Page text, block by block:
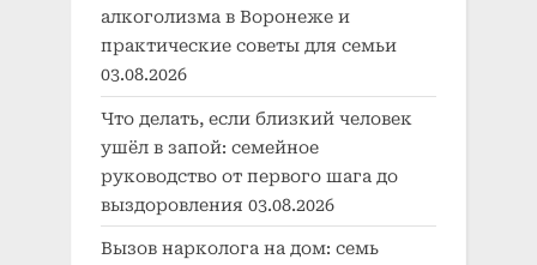
алкоголизма в Воронеже и
практические советы для семьи
03.08.2026
Что делать, если близкий человек
ушёл в запой: семейное
руководство от первого шага до
выздоровления 03.08.2026
Вызов нарколога на дом: семь